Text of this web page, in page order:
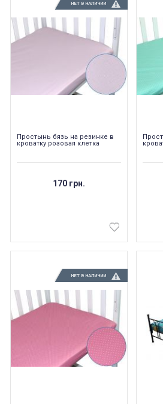
НЕТ В НАЛИЧИИ
Простынь бязь на резинке в
кроватку розовая клетка
170 грн.
НЕТ В НАЛИЧИИ